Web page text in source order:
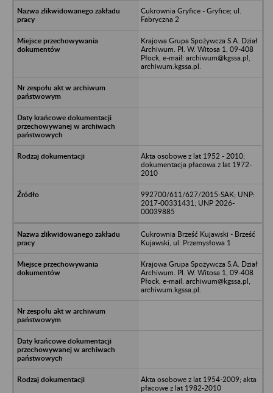
Cukrownia Gryfice - Gryfice; ul.
Fabryczna 2
Krajowa Grupa Spożywcza S.A. Dział
Archiwum. Pl. W. Witosa 1, 09-408
Płock, e-mail: archiwum@kgssa.pl,
archiwum.kgssa.pl.
Akta osobowe z lat 1952 - 2010;
dokumentacja płacowa z lat 1972-
2010
992700/611/627/2015-SAK; UNP:
2017-00331431; UNP 2026-
00039885
Cukrownia Brześć Kujawski - Brześć
Kujawski, ul. Przemysłowa 1
Krajowa Grupa Spożywcza S.A. Dział
Archiwum. Pl. W. Witosa 1, 09-408
Płock, e-mail: archiwum@kgssa.pl,
archiwum.kgssa.pl.
Akta osobowe z lat 1954-2009; akta
płacowe z lat 1982-2010